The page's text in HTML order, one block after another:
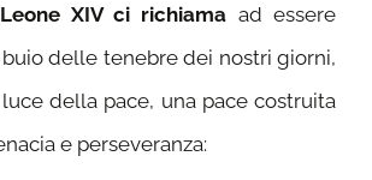
XIV ci richiama ad essere
delle tenebre dei nostri giorni,
della pace, una pace costruita
e perseveranza: